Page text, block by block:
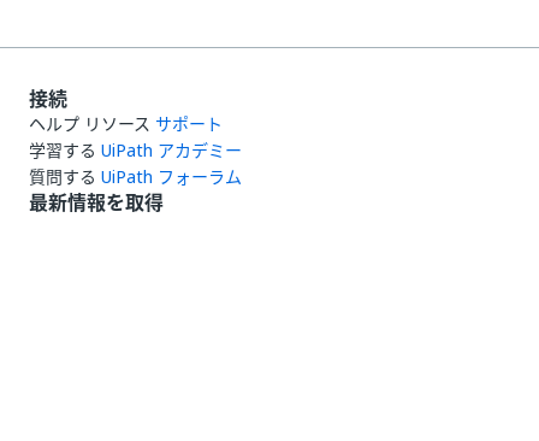
接続
ヘルプ リソース サポート
学習する UiPath アカデミー
質問する UiPath フォーラム
最新情報を取得